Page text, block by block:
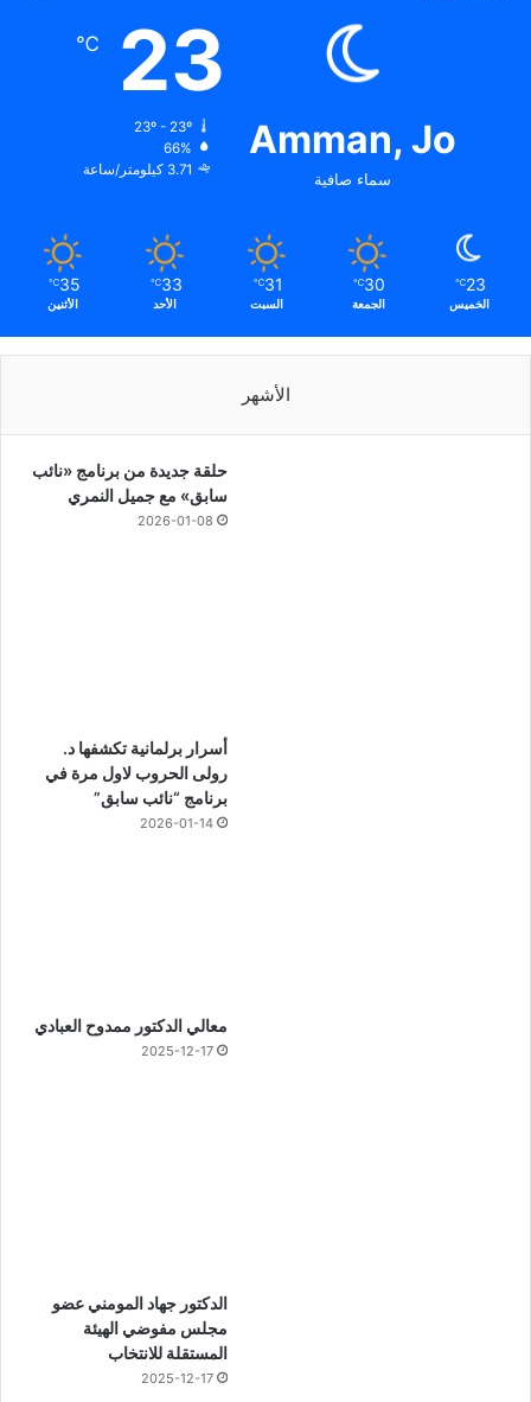
Amman, Jo
سماء صافية
23
℃
23º - 23º
66%
3.71 كيلومتر/ساعة
23
℃
الخميس
30
℃
الجمعة
31
℃
السبت
33
℃
الأحد
35
℃
الأثنين
الأشهر
حلقة جديدة من برنامج «نائب
سابق» مع جميل النمري
2026-01-08
أسرار برلمانية تكشفها د.
رولى الحروب لاول مرة في
برنامج “نائب سابق”
2026-01-14
معالي الدكتور ممدوح العبادي
2025-12-17
الدكتور جهاد المومني عضو
مجلس مفوضي الهيئة
المستقلة للانتخاب
2025-12-17